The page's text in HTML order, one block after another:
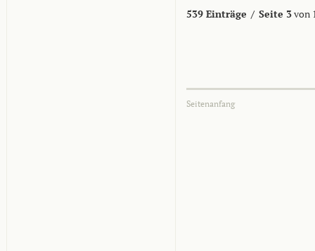
539 Einträge / Seite 3von
Seitenanfang